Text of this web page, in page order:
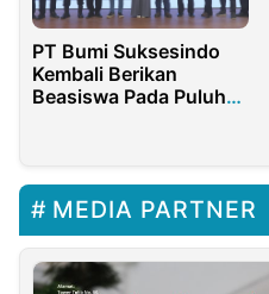
PT Bumi Suksesindo
Kembali Berikan
Beasiswa Pada Puluhan
MEDIA PARTNER